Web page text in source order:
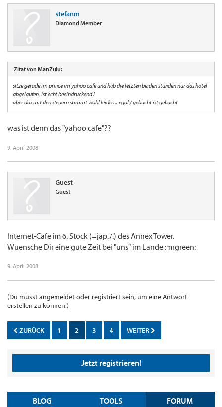
stefanm
Diamond Member
Zitat von ManZulu:
sitze gerade im prince im yahoo cafe und hab die letzten beiden stunden nur das hotel
abgelaufen, ist echt beeindruckend !
aber das mit den steuern stimmt wohl leider... egal / gebucht ist gebucht
was ist denn das "yahoo cafe"??
9. April 2008
Guest
Guest
Internet-Cafe im 6. Stock (=jap.7.) des Annex Tower.
Wuensche Dir eine gute Zeit bei "uns" im Lande :mrgreen:
9. April 2008
(Du musst angemeldet oder registriert sein, um eine Antwort
erstellen zu können.)
ZURÜCK 1 2 3 4 WEITER
Jetzt registrieren!
BLOG TOOLS FORUM